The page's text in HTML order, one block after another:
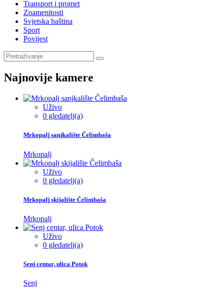
Transport i promet
Znamenitosti
Svjetska baština
Sport
Povijest
Najnovije kamere
Uživo
0 gledatelj(a)
Mrkopalj sanjkalište Čelimbaša
Mrkopalj
Uživo
0 gledatelj(a)
Mrkopalj skijalište Čelimbaša
Mrkopalj
Uživo
0 gledatelj(a)
Senj centar, ulica Potok
Senj